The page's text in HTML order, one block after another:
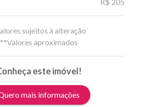
sujeitos à alteração
**Valores aproximados
este imóvel!
mais informações